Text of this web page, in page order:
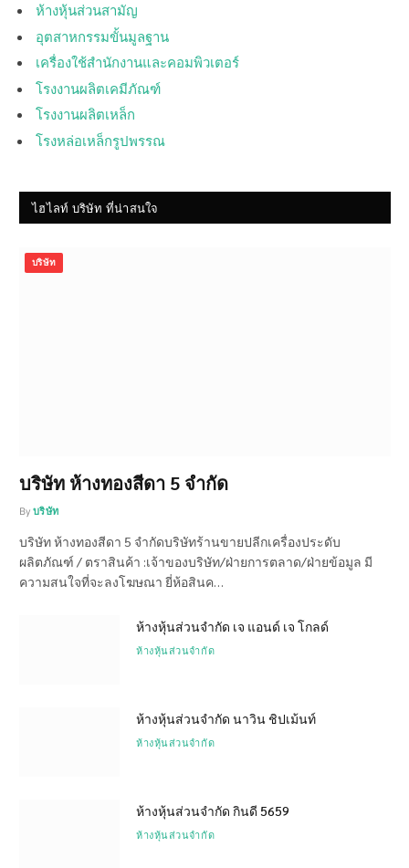
ห้างหุ้นส่วนสามัญ
อุตสาหกรรมขั้นมูลฐาน
เครื่องใช้สำนักงานและคอมพิวเตอร์
โรงงานผลิตเคมีภัณฑ์
โรงงานผลิตเหล็ก
โรงหล่อเหล็กรูปพรรณ
ไฮไลท์ บริษัท ที่น่าสนใจ
บริษัท
บริษัท ห้างทองสีดา 5 จำกัด
By บริษัท
บริษัท ห้างทองสีดา 5 จำกัดบริษัทร้านขายปลีกเครื่องประดับ
ผลิตภัณฑ์ / ตราสินค้า :เจ้าของบริษัท/ฝ่ายการตลาด/ฝ่ายข้อมูล มี
ความสนใจที่จะลงโฆษณา ยี่ห้อสินค…
ห้างหุ้นส่วนจำกัด เจ แอนด์ เจ โกลด์
ห้างหุ้นส่วนจำกัด
ห้างหุ้นส่วนจำกัด นาวิน ชิปเม้นท์
ห้างหุ้นส่วนจำกัด
ห้างหุ้นส่วนจำกัด กินดี 5659
ห้างหุ้นส่วนจำกัด